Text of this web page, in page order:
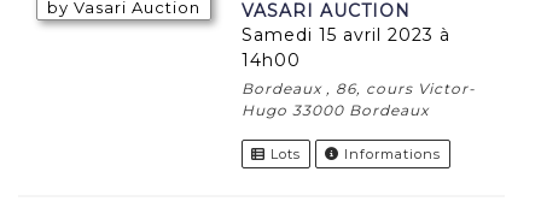
VASARI AUCTION
samedi 15 avril 2023 à
14h00
Bordeaux , 86, cours Victor-
Hugo 33000 Bordeaux
Lots Informations